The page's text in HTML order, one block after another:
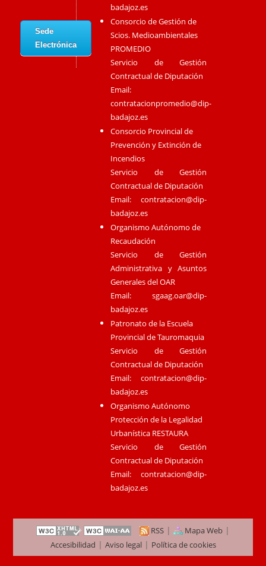
Sede
Electrónica
badajoz.es
Consorcio de Gestión de
Scios. Medioambientales
PROMEDIO
Servicio de Gestión
Contractual de Diputación
Email:
contratacionpromedio@dip-
badajoz.es
Consorcio Provincial de
Prevención y Extinción de
Incendios
Servicio de Gestión
Contractual de Diputación
Email:contratacion@dip-
badajoz.es
Organismo Autónomo de
Recaudación
Servicio de Gestión
Administrativa y Asuntos
Generales del OAR
Email:sgaag.oar@dip-
badajoz.es
Patronato de la Escuela
Provincial de Tauromaquia
Servicio de Gestión
Contractual de Diputación
Email:contratacion@dip-
badajoz.es
Organismo Autónomo
Protección de la Legalidad
Urbanística RESTAURA
Servicio de Gestión
Contractual de Diputación
Email:contratacion@dip-
badajoz.es
RSS | Mapa Web |
Accesibilidad | Aviso legal| Política de cookies